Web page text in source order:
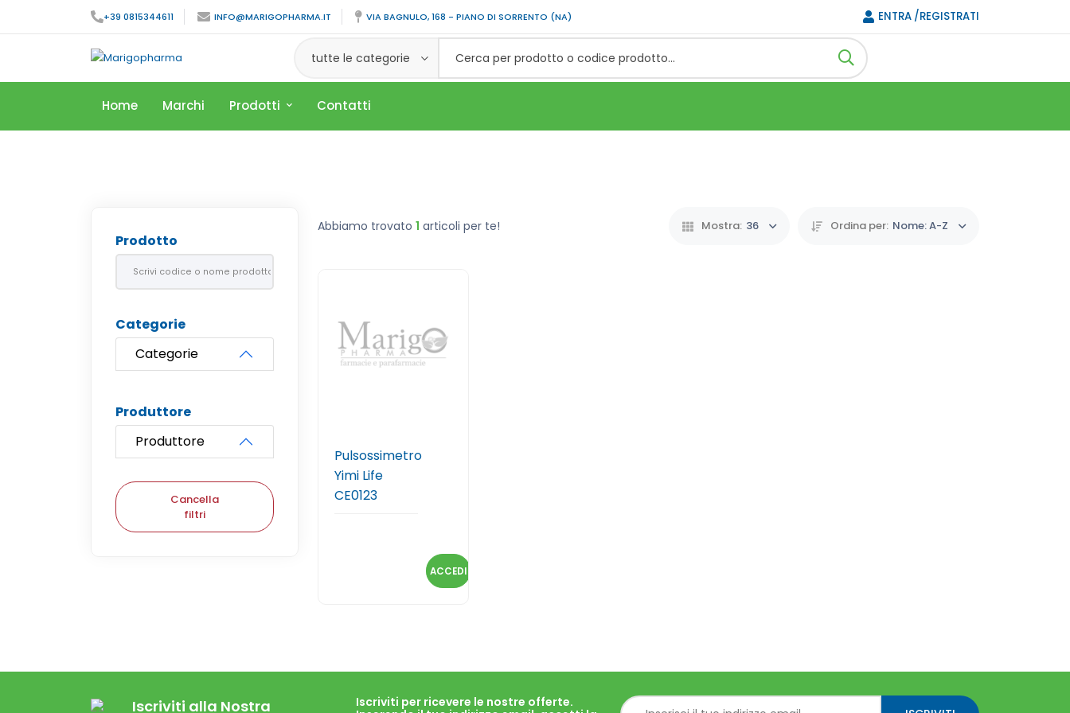
+39 0815344611 INFO@MARIGOPHARMA.IT VIA BAGNULO, 168 - PIANO DI SORRENTO (NA) ENTRA /REGISTRATI
tutte le categorie
Home Marchi Prodotti Contatti
Prodotto
Categorie
Categorie
Produttore
Produttore
Cancella
filtri
Abbiamo trovato 1 articoli per te! Mostra: 36 Ordina per: Nome: A-Z
Pulsossimetro
Yimi Life
CE0123
ACCEDI
Iscriviti alla Nostra
Iscriviti per ricevere le nostre offerte.